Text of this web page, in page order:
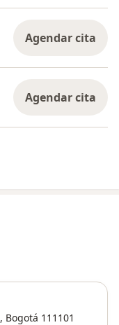
Agendar cita
Agendar cita
, Bogotá 111101